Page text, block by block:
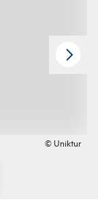
© Uniktur